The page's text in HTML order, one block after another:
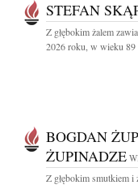
STEFAN
Z głębokim żalem
2026 roku, w wieku 89
BOGDAN
ŻUPINADZE
Z głębokim smutkiem i